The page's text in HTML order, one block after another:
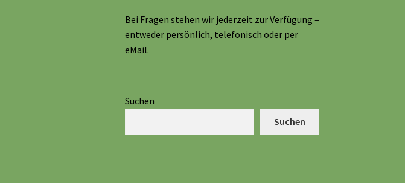
Bei Fragen stehen wir jederzeit zur Verfügung –
entweder persönlich, telefonisch oder per
eMail.
Suchen
Suchen